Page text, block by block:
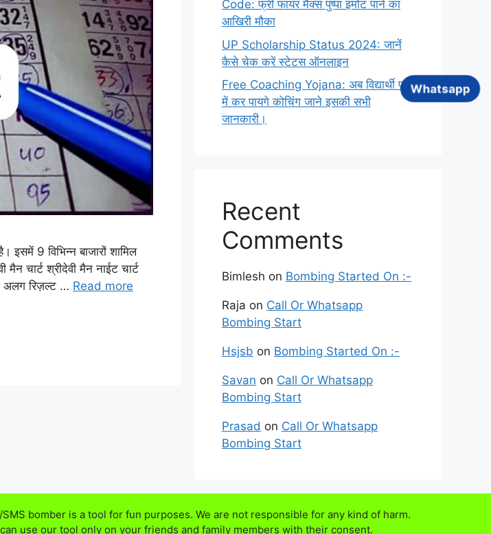
Whatsapp
9 विभिन्न बाजारों शामिल
मैन चार्ट श्रीदेवी मैन नाईट चार्ट
अलग रिज़ल्ट … Read more
Code: फ्री फायर मैक्स पुष्पा इमोट पाने का
आखिरी मौका
UP Scholarship Status 2024: जानें
कैसे चेक करें स्टेटस ऑनलाइन
Free Coaching Yojana: अब विद्यार्थी फ्री
में कर पायगे कोचिंग जाने इसकी सभी
जानकारी।
Recent
Comments
Bimlesh on Bombing Started On :-
Raja on Call Or Whatsapp
Bombing Start
Hsjsb on Bombing Started On :-
Savan on Call Or Whatsapp
Bombing Start
Prasad on Call Or Whatsapp
Bombing Start
bomber is a tool for fun purposes. We are not responsible for any kind of harm.
use our tool only on your friends and family members with their consent.